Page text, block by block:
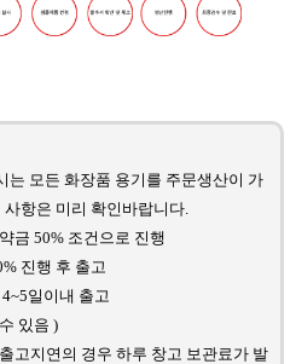
는 모든 화장품 용기를 주문생산이 가
항은 미리 확인바랍니다.
금 50% 조건으로 진행
진행 후 출고
일이내 출고
있음 )
고지연의 경우 하루 창고 보관료가 발